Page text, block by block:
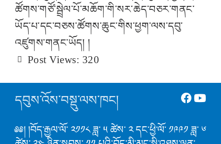
ཚོགས་གཙོ་སྦྲེལ་པོ་མཆོག་གི་སར་ཆེད་བཅར་གནང་
ཡོད་པ་དང་བཅས་ཚོགས་ཆུང་གིས་ཕྱག་ལས་དབུ་
འཛུགས་གནང་ཡོད། །
Post Views: 320
དབུས་འོས་བསྡུ་ལས་ཁང།
༅༅། །བོད་རྒྱལ་ལོ་ ༢༡༡༨ ཟླ་ ༥ ཚེས་ ༢ དང་ཕྱི་ལོ་ ༡༩༩༡ ཟླ་ ༦